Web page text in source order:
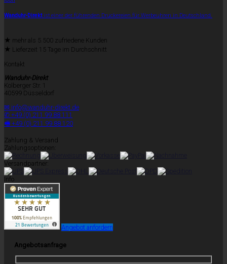
Wanduhr-Direktist einer der führenden Druckereien für Werbeuhren in Deutschland.
★ mehr als 5.500 zufriedene Kunden
★ Lieferzeit 15 Tage im Durchschnitt
Kontakt
Wanduhr-Direkt
Kolberger Str. 1
40599 Düsseldorf
✉ info@wanduhr-direkt.de
✆ +49 (0) 211 99 88 111
🖷 +49 (0) 211 99 88 120
Zahlung & Versand
Zahlungsoptionen:
Versandpartner:
Info
Angebot anfordern
Angebotsanfrage